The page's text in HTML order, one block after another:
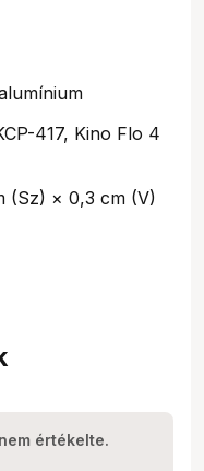
417, Kino Flo 4
(Sz) × 0,3 cm (V)
értékelte.